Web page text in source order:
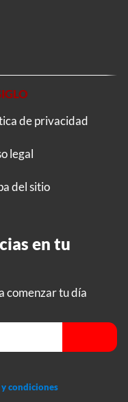
de privacidad
legal
del sitio
en tu
comenzar tu día
condiciones